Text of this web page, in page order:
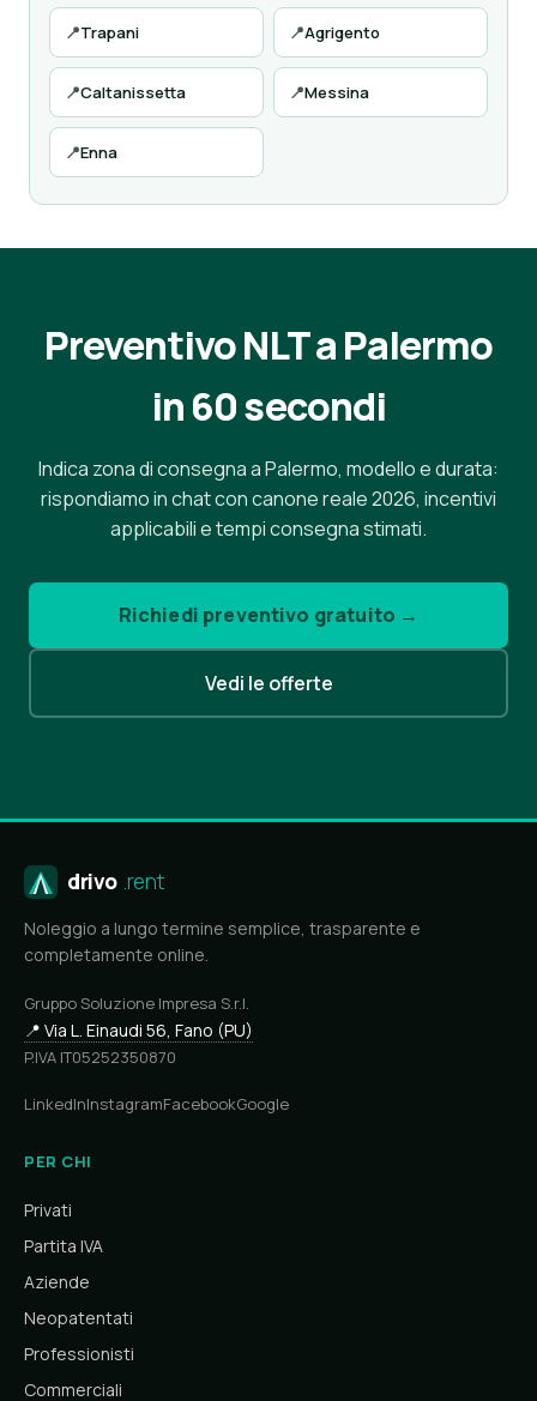
📍Trapani 📍Agrigento
📍Caltanissetta 📍Messina
📍Enna
Preventivo NLT a Palermo
in 60 secondi
Indica zona di consegna a Palermo, modello e durata:
rispondiamo in chat con canone reale 2026, incentivi
applicabili e tempi consegna stimati.
Richiedi preventivo gratuito →
Vedi le offerte
drivo .rent
Noleggio a lungo termine semplice, trasparente e
completamente online.
Gruppo Soluzione Impresa S.r.l.
📍 Via L. Einaudi 56, Fano (PU)
P.IVA IT05252350870
LinkedInInstagramFacebookGoogle
PER CHI
Privati
Partita IVA
Aziende
Neopatentati
Professionisti
Commerciali